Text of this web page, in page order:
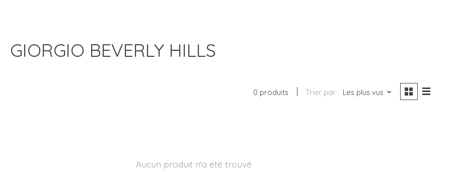
GIORGIO BEVERLY HILLS
0 produits Trier par Les plus vus
Aucun produit n'a été trouvé